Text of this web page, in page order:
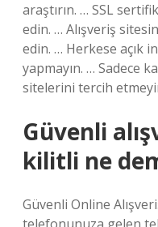
araştırın. … SSL
edin. … Alışveriş
edin. … Herkese açık
yapmayın. … Sadece
sitelerini tercih
Güvenli
kilitli ne
Güvenli Online